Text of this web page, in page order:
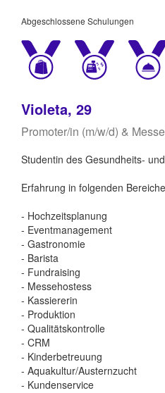
Abgeschlossene Schulungen
Violeta, 29
Promoter/in (m/w/d) &
Studentin des Gesundheits-
Erfahrung in folgenden
- Hochzeitsplanung
- Eventmanagement
- Gastronomie
- Barista
- Fundraising
- Messehostess
- Kassiererin
- Produktion
- Qualitätskontrolle
- CRM
- Kinderbetreuung
- Aquakultur/Austernzucht
- Kundenservice